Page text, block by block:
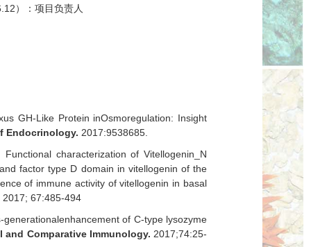
）：项目负责人
GH-Like Protein inOsmoregulation: Insight
Endocrinology.2017:9538685.
Functional characterization of Vitellogenin_N
factor type D domain in vitellogenin of the
of immune activity of vitellogenin in basal
2017; 67:485-494
generationalenhancement of C-type lysozyme
and Comparative Immunology. 2017;74:25-